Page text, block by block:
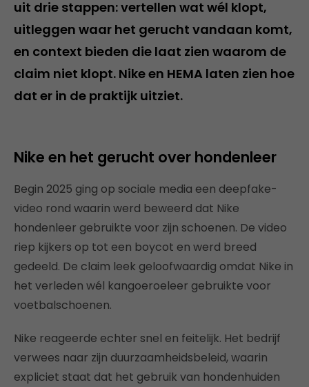
uit drie stappen: vertellen wat wél klopt,
uitleggen waar het gerucht vandaan komt,
en context bieden die laat zien waarom de
claim niet klopt. Nike en HEMA laten zien hoe
dat er in de praktijk uitziet.
Nike en het gerucht over hondenleer
Begin 2025 ging op sociale media een deepfake-
video rond waarin werd beweerd dat Nike
hondenleer gebruikte voor zijn schoenen. De video
riep kijkers op tot een boycot en werd breed
gedeeld. De claim leek geloofwaardig omdat Nike in
het verleden wél kangoeroeleer gebruikte voor
voetbalschoenen.
Nike reageerde echter snel en feitelijk. Het bedrijf
verwees naar zijn duurzaamheidsbeleid, waarin
expliciet staat dat het gebruik van hondenhuiden